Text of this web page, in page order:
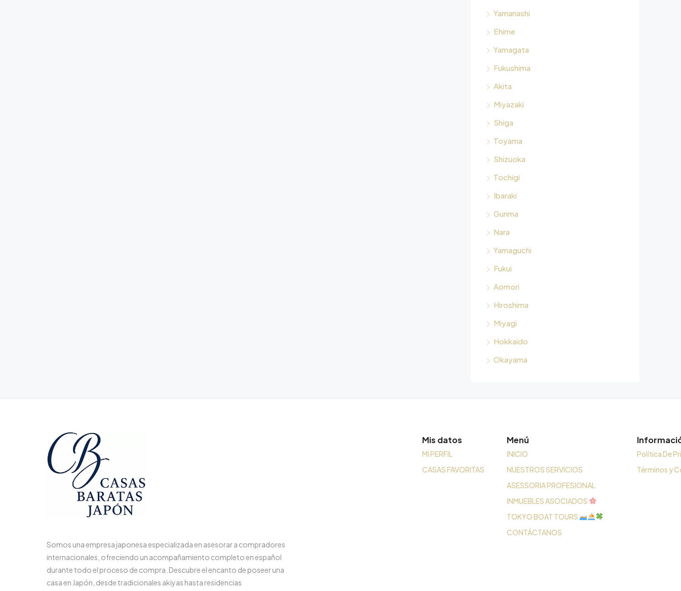
Yamanashi
Ehime
Yamagata
Fukushima
Akita
Miyazaki
Shiga
Toyama
Shizuoka
Tochigi
Ibaraki
Gunma
Nara
Yamaguchi
Fukui
Aomori
Hiroshima
Miyagi
Hokkaido
Okayama
Somos una empresa japonesa especializada en asesorar a compradores
internacionales, ofreciendo un acompañamiento completo en español
durante todo el proceso de compra. Descubre el encanto de poseer una
casa en Japón, desde tradicionales akiyas hasta residencias
Mis datos
MI PERFIL
CASAS FAVORITAS
Menú
INICIO
NUESTROS SERVICIOS
ASESSORIA PROFESIONAL
INMUEBLES ASOCIADOS
TOKYO BOAT TOURS
CONTÁCTANOS
Política De
Términos y